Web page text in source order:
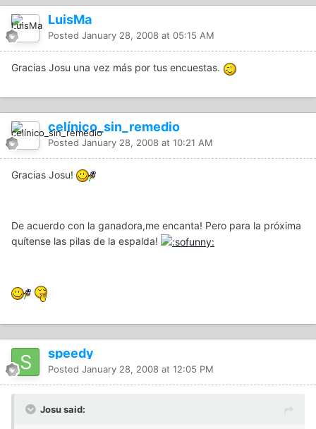
LuisMa
Posted January 28, 2008 at 05:15 AM
Gracias Josu una vez más por tus encuestas.
celínico_sin_remedio
Posted January 28, 2008 at 10:21 AM
Gracias Josu!
De acuerdo con la ganadora,me encanta! Pero para la próxima
quítense las pilas de la espalda!
speedy
Posted January 28, 2008 at 12:05 PM
Josu said: